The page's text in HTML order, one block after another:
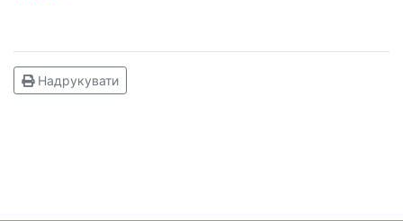
Надрукувати